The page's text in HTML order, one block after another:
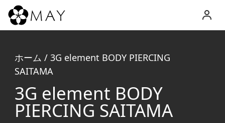
MAY
ホーム / 3G element BODY PIERCING
SAITAMA
3G element BODY
PIERCING SAITAMA